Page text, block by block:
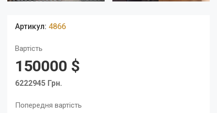
Артикул: 4866
Вартість
150000 $
6222945 Грн.
Попередня вартість